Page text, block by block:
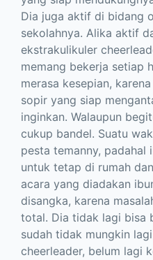
Dia juga aktif di bidang
sekolahnya. Alika aktif
ekstrakulikuler
memang bekerja setiap
merasa kesepian,
sopir yang siap
inginkan. Walaupun
cukup bandel. Suatu
pesta temanny, padahal
untuk tetap di rumah
acara yang diadakan
disangka, karena
total. Dia tidak lagi bisa
sudah tidak mungkin
cheerleader, belum lagi